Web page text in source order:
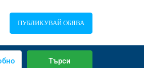
ПУБЛИКУВАЙ ОБЯВА
Търси